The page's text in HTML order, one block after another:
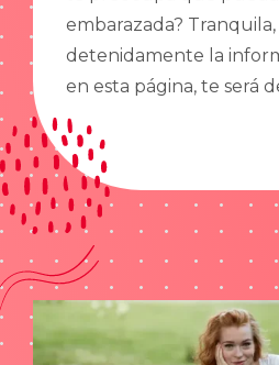
embarazada?
detenidamente la
en esta página, te será